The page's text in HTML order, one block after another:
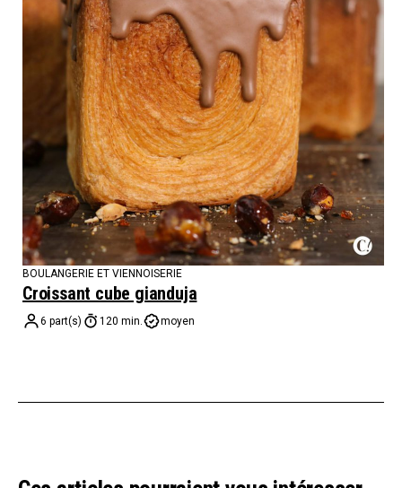
BOULANGERIE ET VIENNOISERIE
Croissant cube gianduja
6 part(s) 120 min. moyen